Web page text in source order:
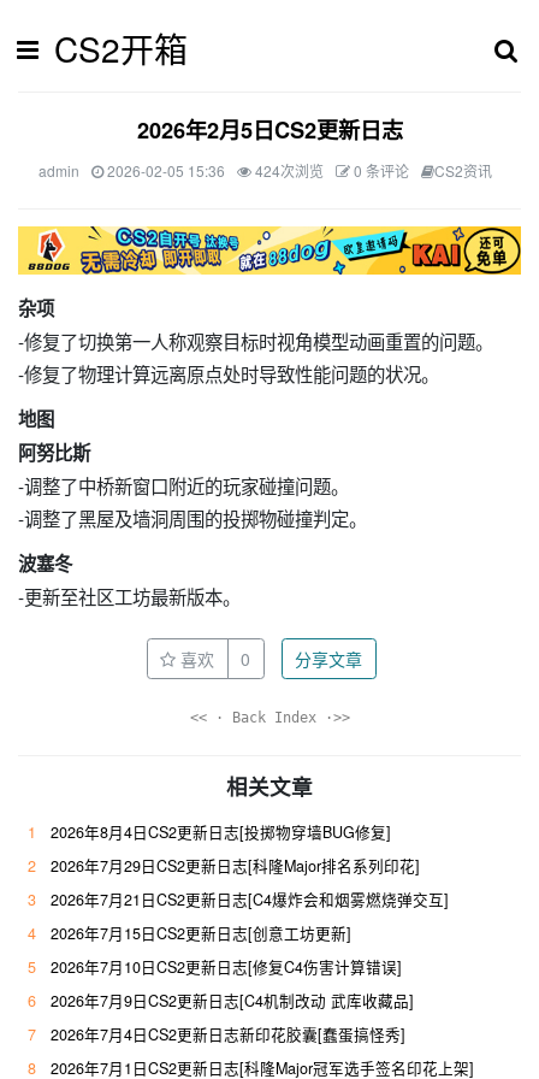
CS2开箱
2026年2月5日CS2更新日志
admin 2026-02-05 15:36 424次浏览 0 条评论 CS2资讯
杂项
-修复了切换第一人称观察目标时视角模型动画重置的问题。
-修复了物理计算远离原点处时导致性能问题的状况。
地图
阿努比斯
-调整了中桥新窗口附近的玩家碰撞问题。
-调整了黑屋及墙洞周围的投掷物碰撞判定。
波塞冬
-更新至社区工坊最新版本。
喜欢 0 分享文章
<< · Back Index ·>>
相关文章
1
2026年8月4日CS2更新日志[投掷物穿墙BUG修复]
2
2026年7月29日CS2更新日志[科隆Major排名系列印花]
3
2026年7月21日CS2更新日志[C4爆炸会和烟雾燃烧弹交互]
4
2026年7月15日CS2更新日志[创意工坊更新]
5
2026年7月10日CS2更新日志[修复C4伤害计算错误]
6
2026年7月9日CS2更新日志[C4机制改动 武库收藏品]
7
2026年7月4日CS2更新日志新印花胶囊[蠢蛋搞怪秀]
8
2026年7月1日CS2更新日志[科隆Major冠军选手签名印花上架]